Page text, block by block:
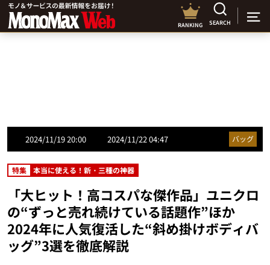
RANKING SEARCH
2024/11/19 20:00 2024/11/22 04:47 バッグ
特集 本当に使える！新・三種の神器
「大ヒット！高コスパな傑作品」ユニクロ
の“ずっと売れ続けている話題作”ほか
2024年に人気復活した“斜め掛けボディバ
ッグ”3選を徹底解説